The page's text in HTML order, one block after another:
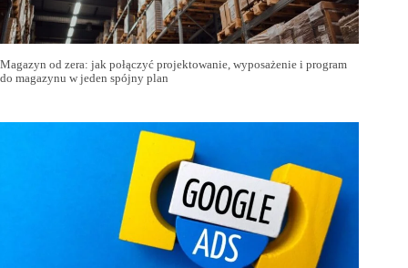
Magazyn od zera: jak połączyć projektowanie, wyposażenie i program
do magazynu w jeden spójny plan